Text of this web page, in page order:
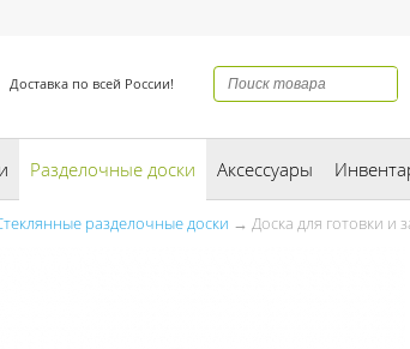
Доставка по всей России!
Разделочные доски Аксессуары
разделочные доски → Доска для готовки и